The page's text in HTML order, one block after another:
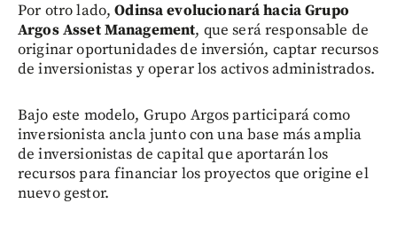
Por otro lado,Odinsa evolucionará hacia Grupo
Argos Asset Management, que será responsable de
originar oportunidades de inversión, captar recursos
de inversionistas y operar los activos administrados.
Bajo este modelo, Grupo Argos participará como
inversionista ancla junto con una base más amplia
de inversionistas de capital que aportarán los
recursos para financiar los proyectos que origine el
nuevo gestor.